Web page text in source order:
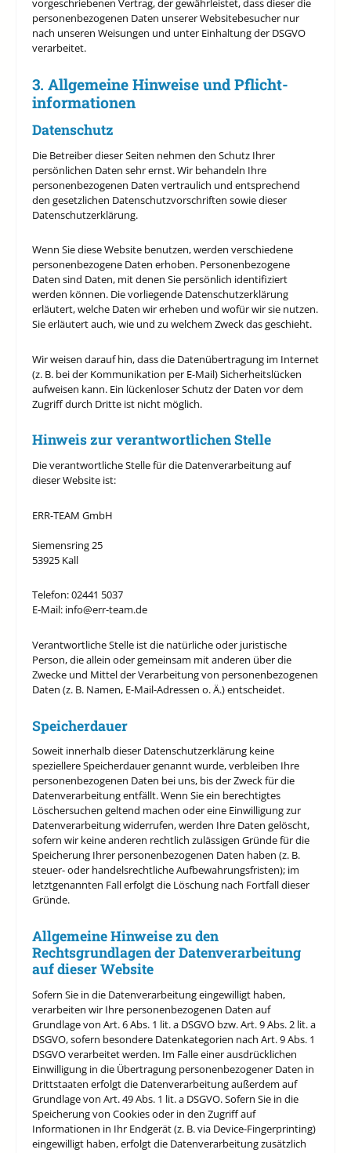
personenbezogenen Daten unserer Websitebesucher nur
nach unseren Weisungen und unter Einhaltung der DSGVO
verarbeitet.
3. Allgemeine Hinweise und Pflicht­
informationen
Datenschutz
Die Betreiber dieser Seiten nehmen den Schutz Ihrer
persönlichen Daten sehr ernst. Wir behandeln Ihre
personenbezogenen Daten vertraulich und entsprechend
den gesetzlichen Datenschutzvorschriften sowie dieser
Datenschutzerklärung.
Wenn Sie diese Website benutzen, werden verschiedene
personenbezogene Daten erhoben. Personenbezogene
Daten sind Daten, mit denen Sie persönlich identifiziert
werden können. Die vorliegende Datenschutzerklärung
erläutert, welche Daten wir erheben und wofür wir sie nutzen.
Sie erläutert auch, wie und zu welchem Zweck das geschieht.
Wir weisen darauf hin, dass die Datenübertragung im Internet
(z. B. bei der Kommunikation per E-Mail) Sicherheitslücken
aufweisen kann. Ein lückenloser Schutz der Daten vor dem
Zugriff durch Dritte ist nicht möglich.
Hinweis zur verantwortlichen Stelle
Die verantwortliche Stelle für die Datenverarbeitung auf
dieser Website ist:
ERR-TEAM GmbH
Siemensring 25
53925 Kall
Telefon: 02441 5037
E-Mail: info@err-team.de
Verantwortliche Stelle ist die natürliche oder juristische
Person, die allein oder gemeinsam mit anderen über die
Zwecke und Mittel der Verarbeitung von personenbezogenen
Daten (z. B. Namen, E-Mail-Adressen o. Ä.) entscheidet.
Speicherdauer
Soweit innerhalb dieser Datenschutzerklärung keine
speziellere Speicherdauer genannt wurde, verbleiben Ihre
personenbezogenen Daten bei uns, bis der Zweck für die
Datenverarbeitung entfällt. Wenn Sie ein berechtigtes
Löschersuchen geltend machen oder eine Einwilligung zur
Datenverarbeitung widerrufen, werden Ihre Daten gelöscht,
sofern wir keine anderen rechtlich zulässigen Gründe für die
Speicherung Ihrer personenbezogenen Daten haben (z. B.
steuer- oder handelsrechtliche Aufbewahrungsfristen); im
letztgenannten Fall erfolgt die Löschung nach Fortfall dieser
Gründe.
Allgemeine Hinweise zu den
Rechtsgrundlagen der Datenverarbeitung
auf dieser Website
Sofern Sie in die Datenverarbeitung eingewilligt haben,
verarbeiten wir Ihre personenbezogenen Daten auf
Grundlage von Art. 6 Abs. 1 lit. a DSGVO bzw. Art. 9 Abs. 2 lit. a
DSGVO, sofern besondere Datenkategorien nach Art. 9 Abs. 1
DSGVO verarbeitet werden. Im Falle einer ausdrücklichen
Einwilligung in die Übertragung personenbezogener Daten in
Drittstaaten erfolgt die Datenverarbeitung außerdem auf
Grundlage von Art. 49 Abs. 1 lit. a DSGVO. Sofern Sie in die
Speicherung von Cookies oder in den Zugriff auf
Informationen in Ihr Endgerät (z. B. via Device-Fingerprinting)
eingewilligt haben, erfolgt die Datenverarbeitung zusätzlich